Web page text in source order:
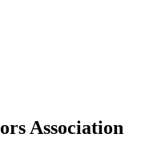
Association